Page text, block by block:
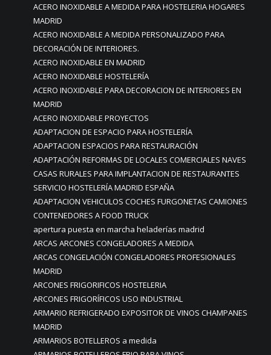
ACERO INOXIDABLE A MEDIDA PARA HOSTELERIA HOGARES
MADRID
ACERO INOXIDABLE A MEDIDA PERSONALIZADO PARA
DECORACIÓN DE INTERIORES.
ACERO INOXIDABLE EN MADRID
ACERO INOXIDABLE HOSTELERÍA
ACERO INOXIDABLE PARA DECORACION DE INTERIORES EN
MADRID
ACERO INOXIDABLE PROYECTOS
ADAPTACION DE ESPACIO PARA HOSTELERÍA
ADAPTACION ESPACIOS PARA RESTAURACIÓN
ADAPTACIÓN REFORMAS DE LOCALES COMERCIALES NAVES
CASAS RURALES PARA IMPLANTACION DE RESTAURANTES
SERVICIO HOSTELERÍA MADRID ESPAÑA
ADAPTACION VEHICULOS COCHES FURGONETAS CAMIONES
CONTENEDORES A FOOD TRUCK
apertura puesta en marcha heladerías madrid
ARCAS ARCONES CONGELADORES A MEDIDA
ARCAS CONGELACIÓN CONGELADORES PROFESIONALES
MADRID
ARCONES FRIGORIFICOS HOSTELERIA
ARCONES FRIGORÍFICOS USO INDUSTRIAL
ARMARIO REFRIGERADO EXPOSITOR DE VINOS CHAMPANES
MADRID
ARMARIOS BOTELLEROS a medida